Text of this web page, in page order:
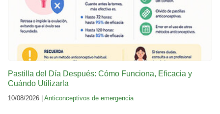
Pastilla del Día Después: Cómo Funciona, Eficacia y
Cuándo Utilizarla
10/08/2026 | Anticonceptivos de emergencia